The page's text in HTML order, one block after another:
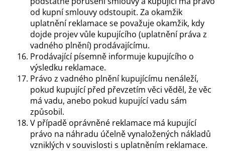
od kupní smlouvy odstoupit. Za okamžik
uplatnění reklamace se považuje okamžik, kdy
dojde projev vůle kupujícího (uplatnění práva z
vadného plnění) prodávajícímu.
Prodávající písemně informuje kupujícího o
výsledku reklamace.
Právo z vadného plnění kupujícímu nenáleží,
pokud kupující před převzetím věci věděl, že věc
má vadu, anebo pokud kupující vadu sám
způsobil.
V případě oprávněné reklamace má kupující
právo na náhradu účelně vynaložených nákladů
vzniklých v souvislosti s uplatněním reklamace.